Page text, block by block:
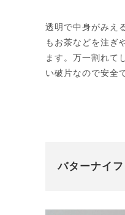
透明で中身がみえ
もお茶などを注ぎ
ます。万一割れて
い破片なので安全
バターナイフ